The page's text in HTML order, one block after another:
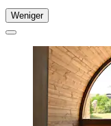
Weniger